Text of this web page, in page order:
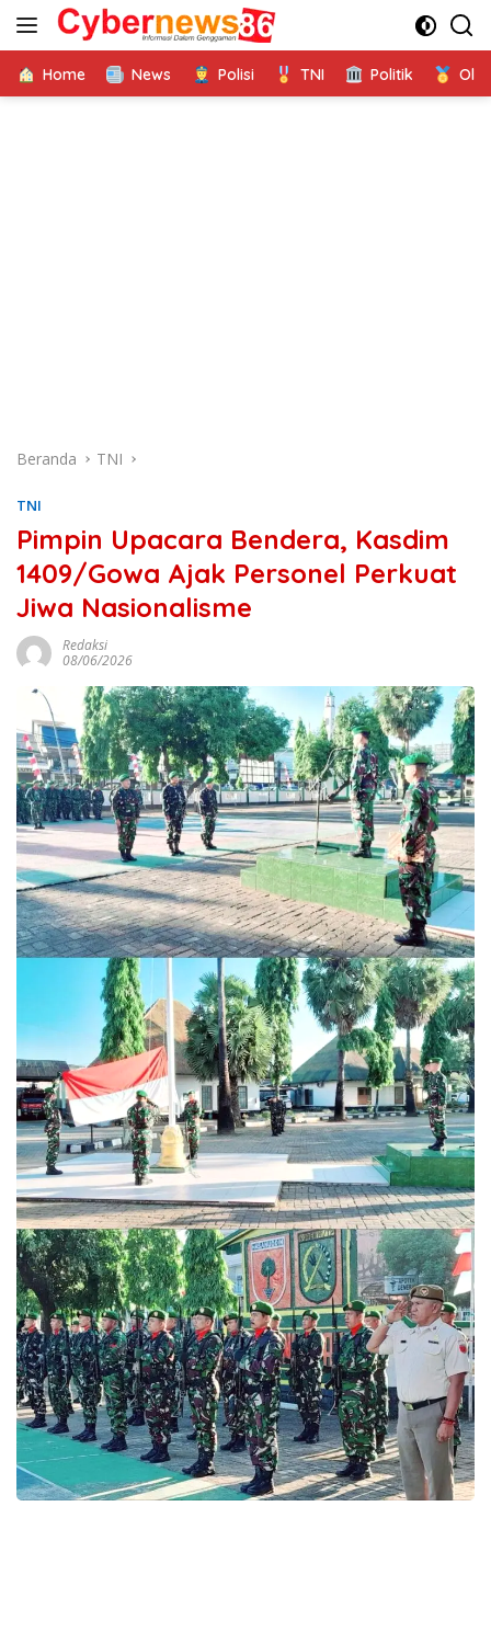
Langsung
Home News Polisi TNI Politik
Beranda TNI
TNI
Pimpin Upacara Bendera, Kasdim
1409/Gowa Ajak Personel Perkuat
Jiwa Nasionalisme
Redaksi
08/06/2026